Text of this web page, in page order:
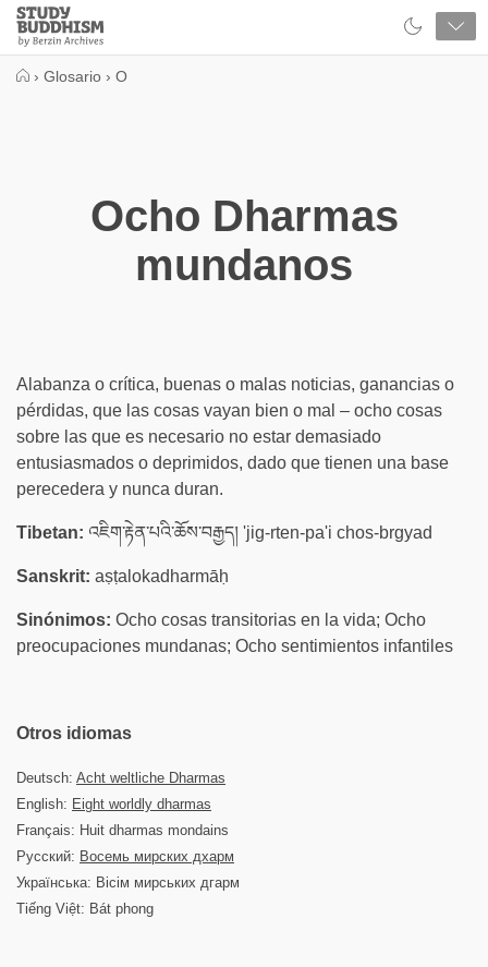
Close
Study
Buddhism
› Glosario › O
Ocho Dharmas
mundanos
Alabanza o crítica, buenas o malas noticias, ganancias o
pérdidas, que las cosas vayan bien o mal – ocho cosas
sobre las que es necesario no estar demasiado
entusiasmados o deprimidos, dado que tienen una base
perecedera y nunca duran.
Tibetan: འཇིག་རྟེན་པའི་ཆོས་བརྒྱད། 'jig-rten-pa'i chos-brgyad
Sanskrit: aṣṭalokadharmāḥ
Sinónimos: Ocho cosas transitorias en la vida; Ocho
preocupaciones mundanas; Ocho sentimientos infantiles
Otros idiomas
Deutsch: Acht weltliche Dharmas
English: Eight worldly dharmas
Français: Huit dharmas mondains
Русский: Восемь мирских дхарм
Українська: Вісім мирських дгарм
Tiếng Việt: Bát phong